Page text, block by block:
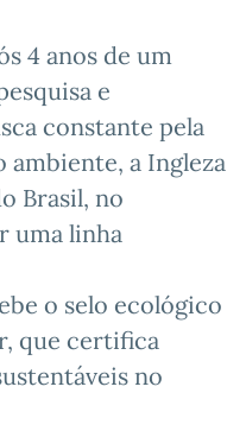
4 anos de um
e
constante pela
ambiente, a Ingleza
Brasil, no
uma linha
o selo ecológico
que certifica
no